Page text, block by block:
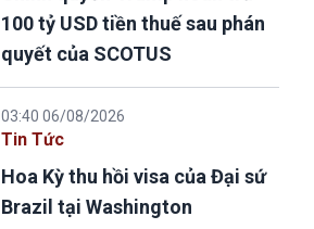
100 tỷ USD tiền thuế sau phán
quyết của SCOTUS
03:40 06/08/2026
Tin Tức
Hoa Kỳ thu hồi visa của Đại sứ
Brazil tại Washington